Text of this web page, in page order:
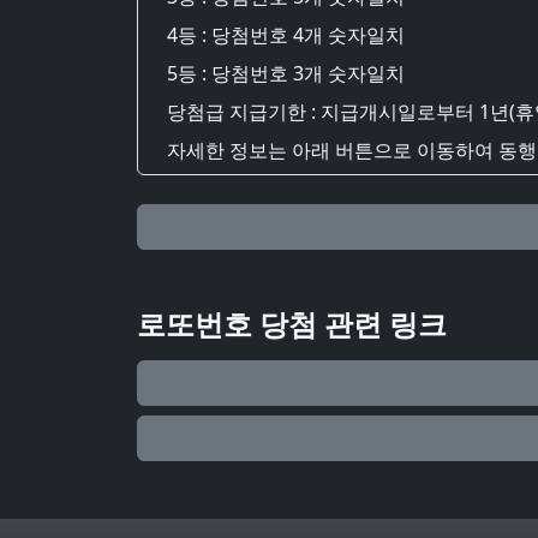
4등 : 당첨번호 4개 숫자일치
5등 : 당첨번호 3개 숫자일치
당첨급 지급기한 : 지급개시일로부터 1년(
자세한 정보는 아래 버튼으로 이동하여 동
로또번호 당첨 관련 링크